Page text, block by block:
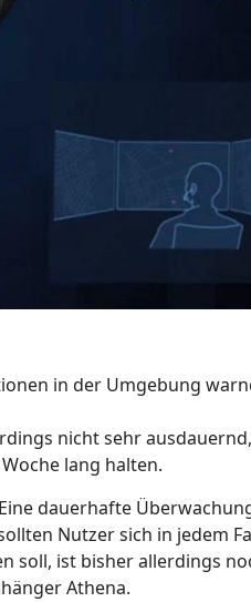
in der Umgebung
nicht sehr
lang halten.
dauerhafte
Nutzer sich in jedem
soll, ist bisher allerdings
Athena.